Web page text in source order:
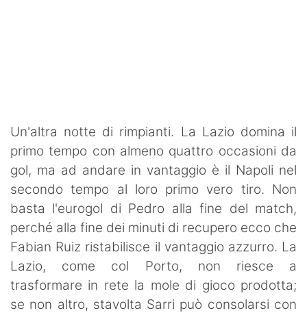
Contatti
Un'altra notte di rimpianti. La Lazio domina il
primo tempo con almeno quattro occasioni da
gol, ma ad andare in vantaggio è il Napoli nel
secondo tempo al loro primo vero tiro. Non
basta l'eurogol di Pedro alla fine del match,
perché alla fine dei minuti di recupero ecco che
Fabian Ruiz ristabilisce il vantaggio azzurro. La
Lazio, come col Porto, non riesce a
trasformare in rete la mole di gioco prodotta;
se non altro, stavolta Sarri può consolarsi con